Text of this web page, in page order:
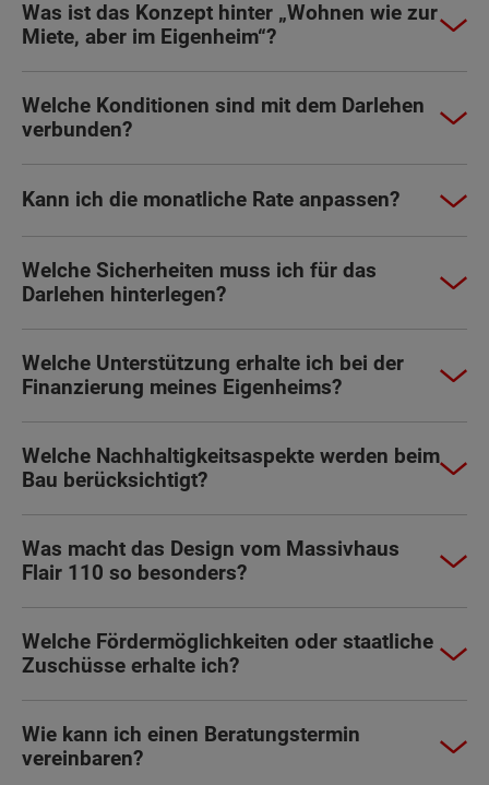
Was ist das Konzept hinter „Wohnen wie zur
Miete, aber im Eigenheim“?
Welche Konditionen sind mit dem Darlehen
verbunden?
Kann ich die monatliche Rate anpassen?
Welche Sicherheiten muss ich für das
Darlehen hinterlegen?
Welche Unterstützung erhalte ich bei der
Finanzierung meines Eigenheims?
Welche Nachhaltigkeitsaspekte werden beim
Bau berücksichtigt?
Was macht das Design vom Massivhaus
Flair 110 so besonders?
Welche Fördermöglichkeiten oder staatliche
Zuschüsse erhalte ich?
Wie kann ich einen Beratungstermin
vereinbaren?